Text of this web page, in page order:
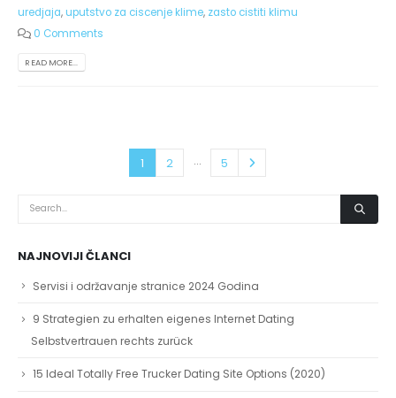
uredjaja,uputstvo za ciscenje klime, zasto cistiti klimu
0 Comments
READ MORE...
1 2 … 5
NAJNOVIJI ČLANCI
Servisi i održavanje stranice 2024 Godina
9 Strategien zu erhalten eigenes Internet Dating
Selbstvertrauen rechts zurück
15 Ideal Totally Free Trucker Dating Site Options (2020)